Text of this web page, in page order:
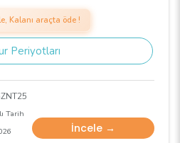
Kalanı araçta öde !
Periyotları
Tarih
İncele →